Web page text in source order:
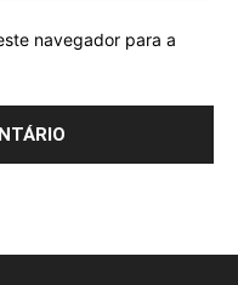
navegador para a